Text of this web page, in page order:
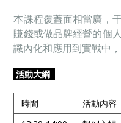
本課程覆蓋面相當廣，
賺錢或做品牌經營的個
識內化和應用到實戰中
活動大綱
時間
活動內容